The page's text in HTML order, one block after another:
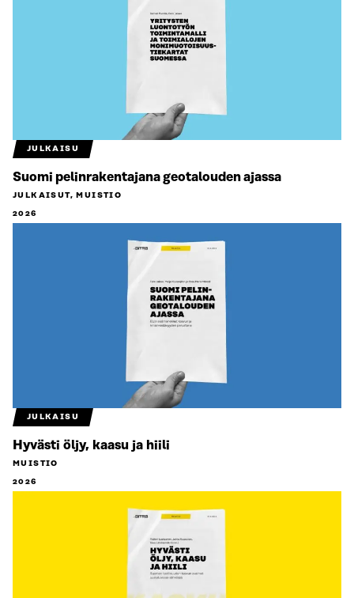
JULKAISU
Suomi pelinrakentajana geotalouden ajassa
JULKAISUT, MUISTIO
2026
JULKAISU
Hyvästi öljy, kaasu ja hiili
MUISTIO
2026